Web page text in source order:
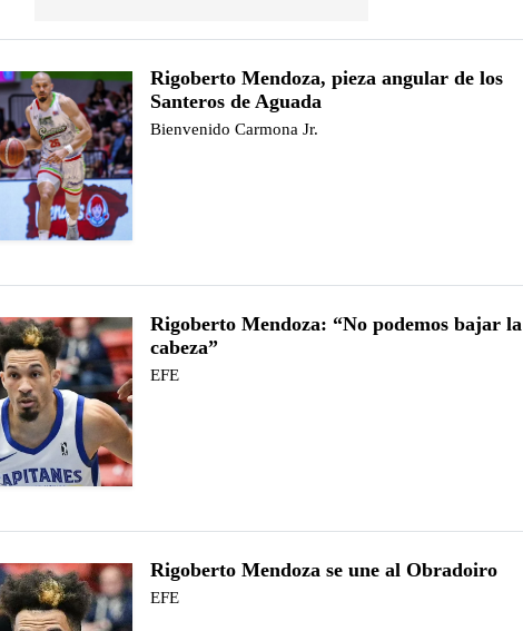
Rigoberto Mendoza, pieza angular de los
Santeros de Aguada
Bienvenido Carmona Jr.
Rigoberto Mendoza: “No podemos bajar la
cabeza”
EFE
Rigoberto Mendoza se une al Obradoiro
EFE